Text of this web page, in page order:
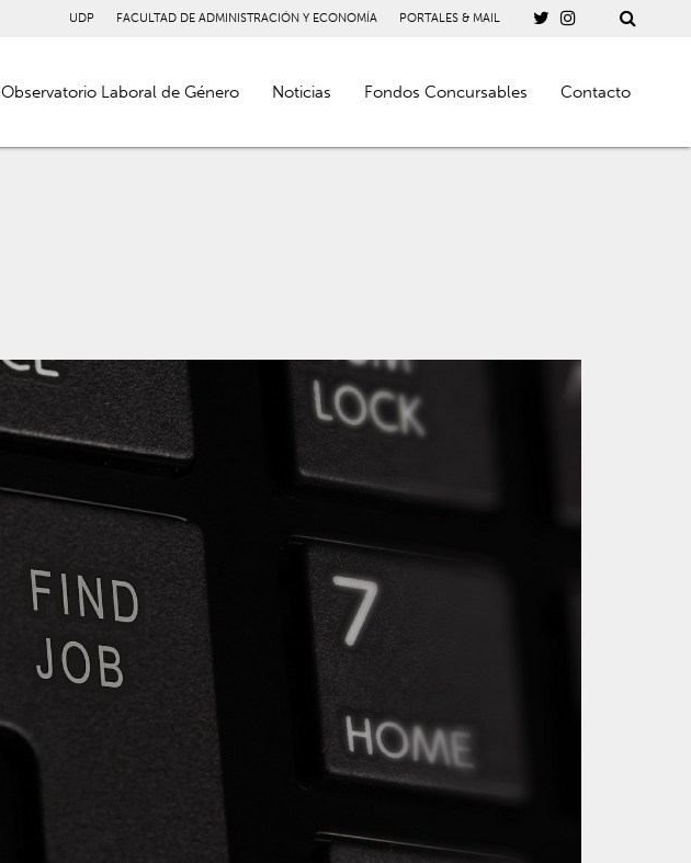
UDP FACULTAD DE ADMINISTRACIÓN Y ECONOMÍA PORTALES & MAIL
Observatorio Laboral de Género Noticias Fondos Concursables Contacto